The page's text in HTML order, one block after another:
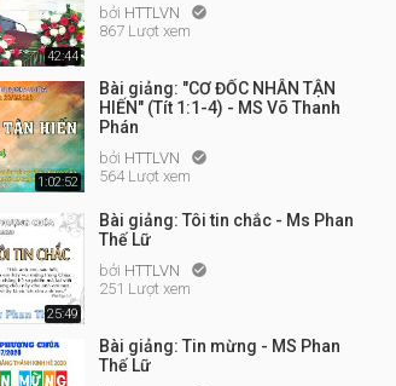
42:44
bởi HTTLVN 
867 Lượt xem
1:02:52
Bài giảng: "CƠ ĐỐC NHÂN TẬN
HIẾN" (Tít 1:1-4) - MS Võ Thanh
Phán
bởi HTTLVN 
564 Lượt xem
25:49
Bài giảng: Tôi tin chắc - Ms Phan
Thế Lữ
bởi HTTLVN 
251 Lượt xem
Bài giảng: Tin mừng - MS Phan
Thế Lữ